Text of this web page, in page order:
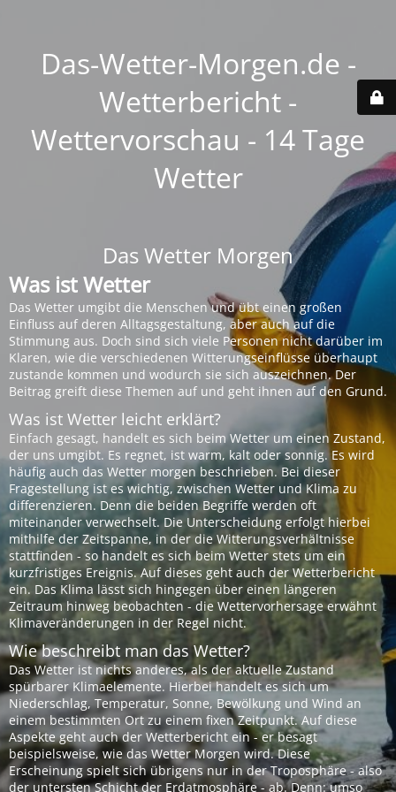
Das-Wetter-Morgen.de -
Wetterbericht -
Wettervorschau - 14 Tage
Wetter
Das Wetter Morgen
Was ist Wetter
Das Wetter umgibt die Menschen und übt einen großen
Einfluss auf deren Alltagsgestaltung, aber auch auf die
Stimmung aus. Doch sind sich viele Personen nicht darüber im
Klaren, wie die verschiedenen Witterungseinflüsse überhaupt
zustande kommen und wodurch sie sich auszeichnen. Der
Beitrag greift diese Themen auf und geht ihnen auf den Grund.
Was ist Wetter leicht erklärt?
Einfach gesagt, handelt es sich beim Wetter um einen Zustand,
der uns umgibt. Es regnet, ist warm, kalt oder sonnig. Es wird
häufig auch das Wetter morgen beschrieben. Bei dieser
Fragestellung ist es wichtig, zwischen Wetter und Klima zu
differenzieren. Denn die beiden Begriffe werden oft
miteinander verwechselt. Die Unterscheidung erfolgt hierbei
mithilfe der Zeitspanne, in der die Witterungsverhältnisse
stattfinden - so handelt es sich beim Wetter stets um ein
kurzfristiges Ereignis. Auf dieses geht auch der Wetterbericht
ein. Das Klima lässt sich hingegen über einen längeren
Zeitraum hinweg beobachten - die Wettervorhersage erwähnt
Klimaveränderungen in der Regel nicht.
Wie beschreibt man das Wetter?
Das Wetter ist nichts anderes, als der aktuelle Zustand
spürbarer Klimaelemente. Hierbei handelt es sich um
Niederschlag, Temperatur, Sonne, Bewölkung und Wind an
einem bestimmten Ort zu einem fixen Zeitpunkt. Auf diese
Aspekte geht auch der Wetterbericht ein - er besagt
beispielsweise, wie das Wetter Morgen wird. Diese
Erscheinung spielt sich übrigens nur in der Troposphäre - also
der untersten Schicht der Erdatmosphäre - ab. Denn: umso